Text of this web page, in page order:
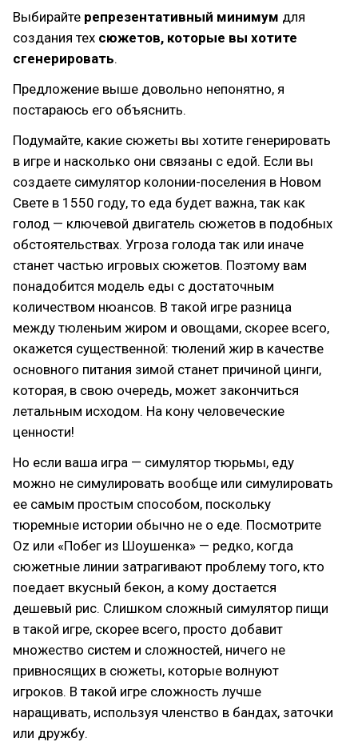
Выбирайте репрезентативный минимум для
создания тех сюжетов, которые вы хотите
сгенерировать.
Предложение выше довольно непонятно, я
постараюсь его объяснить.
Подумайте, какие сюжеты вы хотите генерировать
в игре и насколько они связаны с едой. Если вы
создаете симулятор колонии-поселения в Новом
Свете в 1550 году, то еда будет важна, так как
голод — ключевой двигатель сюжетов в подобных
обстоятельствах. Угроза голода так или иначе
станет частью игровых сюжетов. Поэтому вам
понадобится модель еды с достаточным
количеством нюансов. В такой игре разница
между тюленьим жиром и овощами, скорее всего,
окажется существенной: тюлений жир в качестве
основного питания зимой станет причиной цинги,
которая, в свою очередь, может закончиться
летальным исходом. На кону человеческие
ценности!
Но если ваша игра — симулятор тюрьмы, еду
можно не симулировать вообще или симулировать
ее самым простым способом, поскольку
тюремные истории обычно не о еде. Посмотрите
Oz или «Побег из Шоушенка» — редко, когда
сюжетные линии затрагивают проблему того, кто
поедает вкусный бекон, а кому достается
дешевый рис. Слишком сложный симулятор пищи
в такой игре, скорее всего, просто добавит
множество систем и сложностей, ничего не
привносящих в сюжеты, которые волнуют
игроков. В такой игре сложность лучше
наращивать, используя членство в бандах, заточки
или дружбу.